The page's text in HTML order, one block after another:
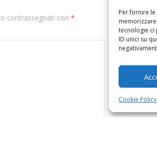
Per fornire
tecnologie
ID unici su
Cookie Policy
contrassegnati con *